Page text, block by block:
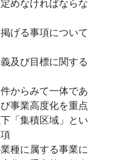
げる事項について
及び目標に関する
からみて一体であ
事業高度化を重点
「集積区域」とい
種に属する事業に